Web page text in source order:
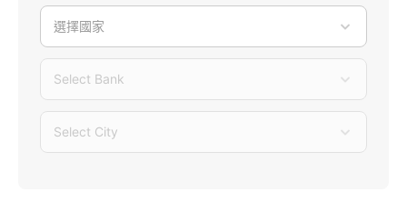
選擇國家
Select Bank
Select City